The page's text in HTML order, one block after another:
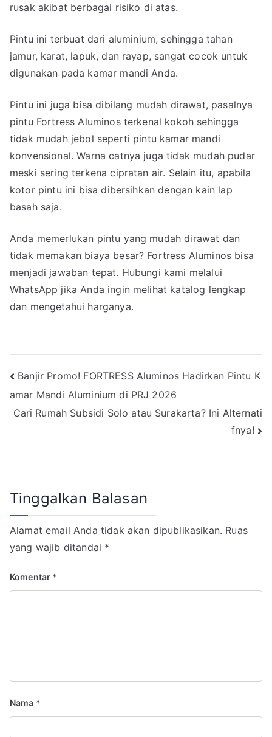
rusak akibat berbagai risiko di atas.
Pintu ini terbuat dari aluminium, sehingga tahan
jamur, karat, lapuk, dan rayap, sangat cocok untuk
digunakan pada kamar mandi Anda.
Pintu ini juga bisa dibilang mudah dirawat, pasalnya
pintu Fortress Aluminos terkenal kokoh sehingga
tidak mudah jebol seperti pintu kamar mandi
konvensional. Warna catnya juga tidak mudah pudar
meski sering terkena cipratan air. Selain itu, apabila
kotor pintu ini bisa dibersihkan dengan kain lap
basah saja.
Anda memerlukan pintu yang mudah dirawat dan
tidak memakan biaya besar? Fortress Aluminos bisa
menjadi jawaban tepat. Hubungi kami melalui
WhatsApp jika Anda ingin melihat katalog lengkap
dan mengetahui harganya.
Navigasi
pos
Banjir Promo! FORTRESS Aluminos Hadirkan Pintu K
amar Mandi Aluminium di PRJ 2026
Cari Rumah Subsidi Solo atau Surakarta? Ini Alternati
fnya!
Tinggalkan Balasan
Alamat email Anda tidak akan dipublikasikan. Ruas
yang wajib ditandai *
Komentar *
Nama *